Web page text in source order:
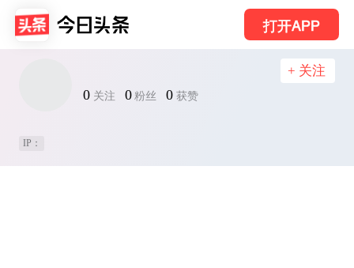
打开APP
0 关注 0 粉丝 0 获赞
+ 关注
IP：